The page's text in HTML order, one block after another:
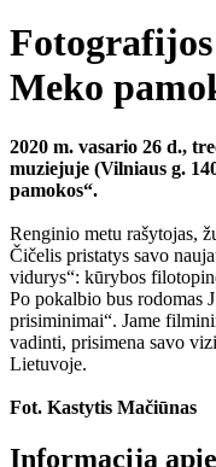
Meko
2020 m. vasario 26 d.,
muziejuje (Vilniaus g.
pamokos“.
Renginio metu rašytojas,
Čičelis pristatys savo
vidurys“: kūrybos
Po pokalbio bus rodomas
prisiminimai“. Jame
vadinti, prisimena savo
Lietuvoje.
Fot. Kastytis Mačiūnas
Informacija